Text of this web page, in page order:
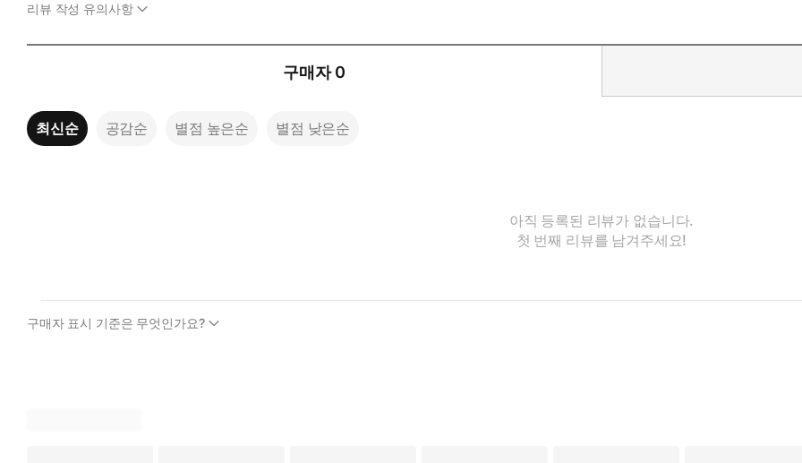
리뷰 작성 유의사항
구매자 0
최신순 공감순 별점 높은순 별점 낮은순
아직 등록된 리뷰가 없습니다.
첫 번째 리뷰를 남겨주세요!
구매자 표시 기준은 무엇인가요?